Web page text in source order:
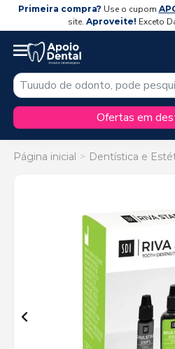
Primeira compra? Use o cupom
site. Aproveite! Exceto
Ofertas em
Página inicial Dentística e